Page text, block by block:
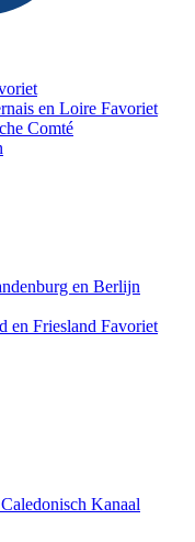
en Loire Favoriet
Comté
en Berlijn
en Friesland Favoriet
Kanaal